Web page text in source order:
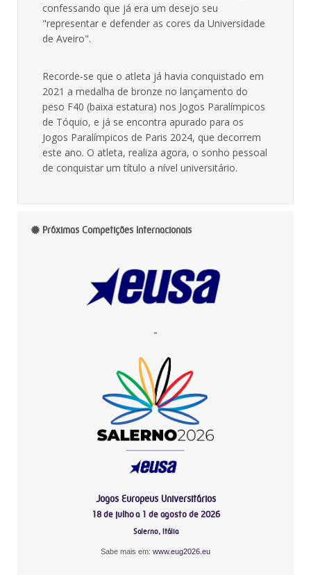
confessando que já era um desejo seu
"representar e defender as cores da Universidade
de Aveiro".
Recorde-se que o atleta já havia conquistado em
2021 a medalha de bronze no lançamento do
peso F40 (baixa estatura) nos Jogos Paralímpicos
de Tóquio, e já se encontra apurado para os
Jogos Paralímpicos de Paris 2024, que decorrem
este ano. O atleta, realiza agora, o sonho pessoal
de conquistar um título a nível universitário.
Próximas Competições Internacionais
-
Jogos Europeus Universitários
18 de julho a 1 de agosto de 2026
Salerno, Itália
Sabe mais em: www.eug2026.eu